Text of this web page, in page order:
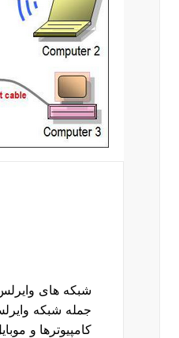
شبکه های
جمله شبکه
کامپیوترها و